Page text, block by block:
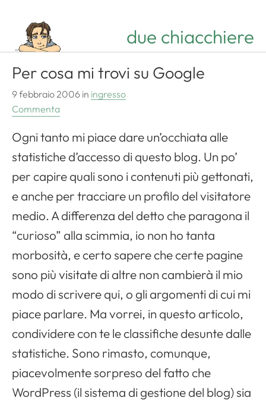
due chiacchiere
Per cosa mi trovi su Google
9 febbraio 2006 in ingresso
Commenta
Ogni tanto mi piace dare un’occhiata alle
statistiche d’accesso di questo blog. Un po’
per capire quali sono i contenuti più gettonati,
e anche per tracciare un profilo del visitatore
medio. A differenza del detto che paragona il
“curioso” alla scimmia, io non ho tanta
morbosità, e certo sapere che certe pagine
sono più visitate di altre non cambierà il mio
modo di scrivere qui, o gli argomenti di cui mi
piace parlare. Ma vorrei, in questo articolo,
condividere con te le classifiche desunte dalle
statistiche. Sono rimasto, comunque,
piacevolmente sorpreso del fatto che
WordPress (il sistema di gestione del blog) sia